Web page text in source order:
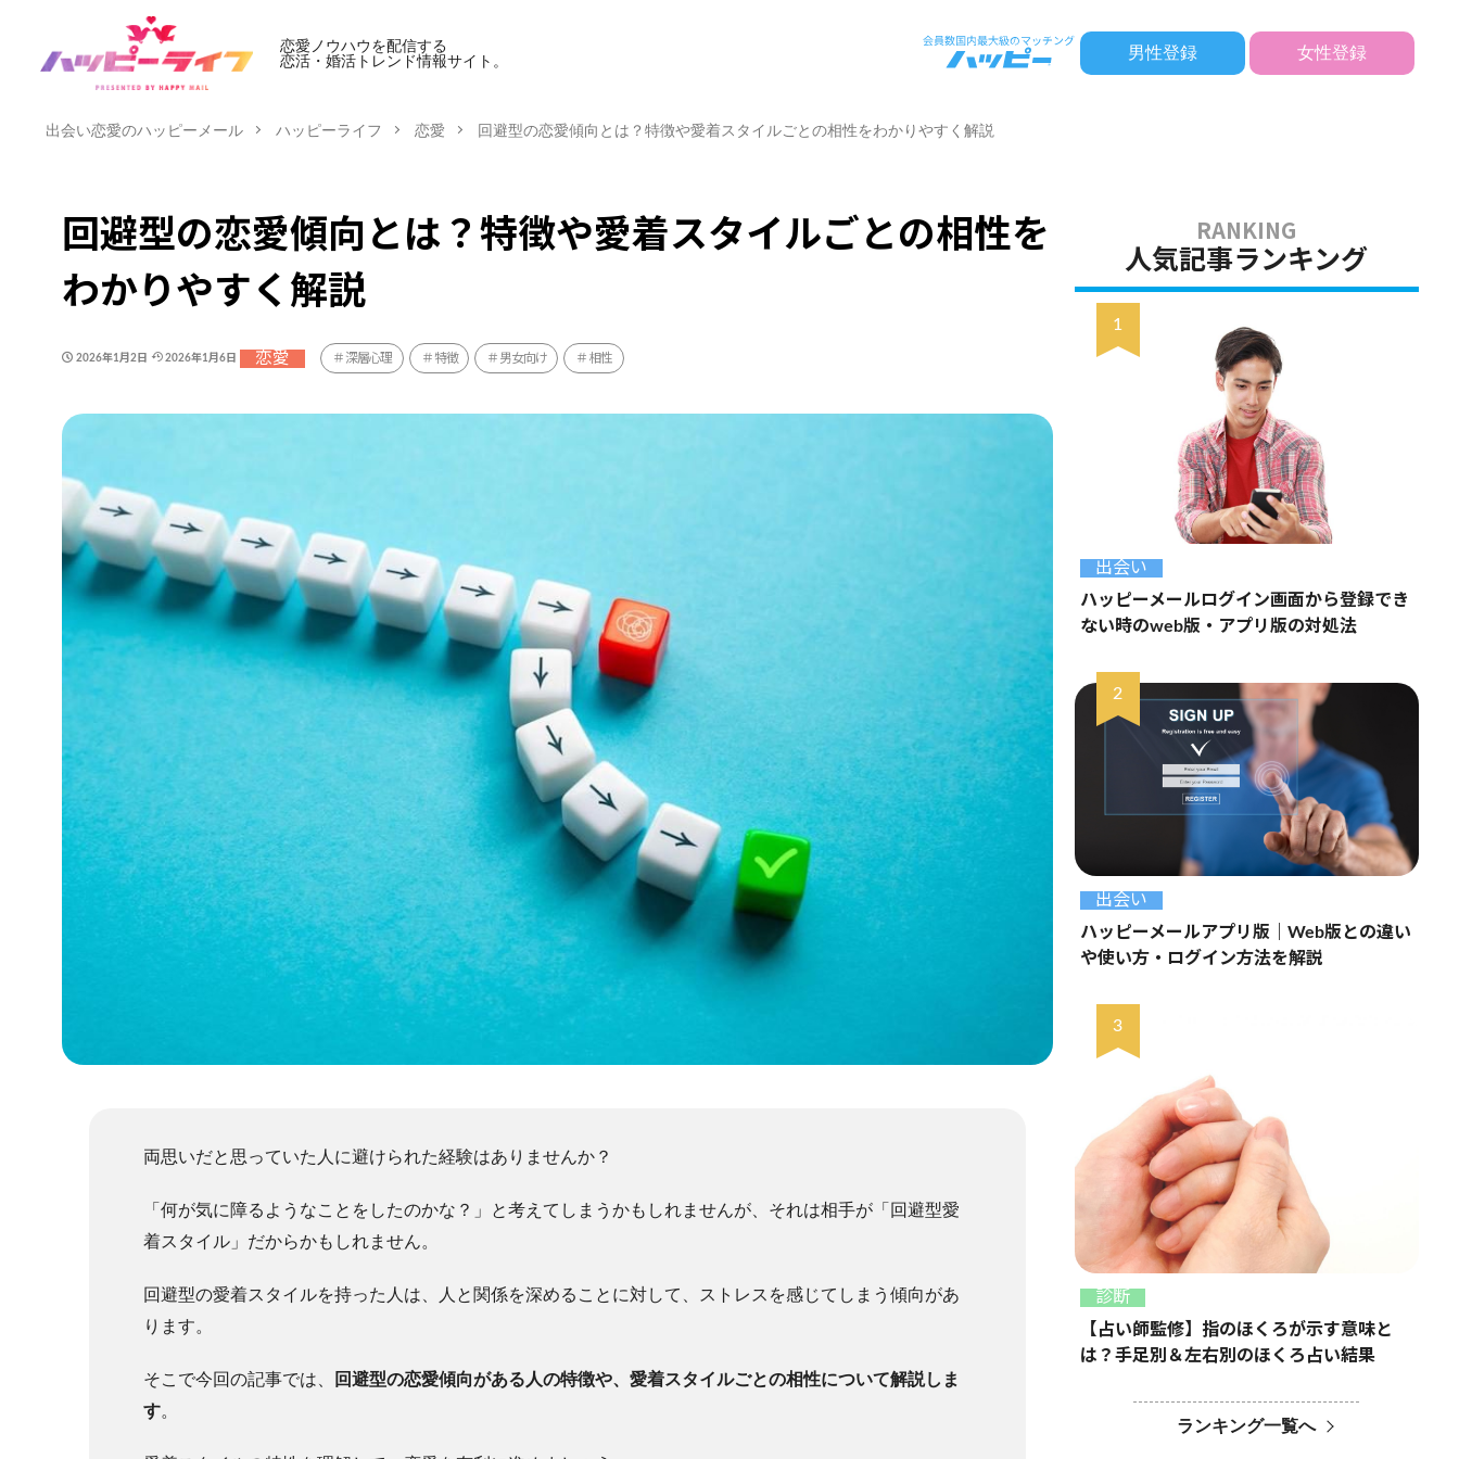
恋愛ノウハウを配信する
恋活・婚活トレンド情報サイト。
男性登録 女性登録
出会い恋愛のハッピーメール ハッピーライフ 恋愛 回避型の恋愛傾向とは？特徴や愛着スタイルごとの相性をわかりやすく解説
回避型の恋愛傾向とは？特徴や愛着スタイルごとの相性を
わかりやすく解説
2026年1月2日 2026年1月6日 恋愛 深層心理 特徴 男女向け 相性
両思いだと思っていた人に避けられた経験はありませんか？
「何が気に障るようなことをしたのかな？」と考えてしまうかもしれませんが、それは相手が「回避型愛
着スタイル」だからかもしれません。
回避型の愛着スタイルを持った人は、人と関係を深めることに対して、ストレスを感じてしまう傾向があ
ります。
そこで今回の記事では、
回避型の恋愛傾向がある人の特徴や、愛着スタイルごとの相性について解説しま
す。
人気記事ランキング
出会い
ハッピーメールログイン画面から登録でき
ない時のweb版・アプリ版の対処法
出会い
ハッピーメールアプリ版｜Web版との違い
や使い方・ログイン方法を解説
診断
【占い師監修】指のほくろが示す意味と
は？手足別＆左右別のほくろ占い結果
ランキング一覧へ